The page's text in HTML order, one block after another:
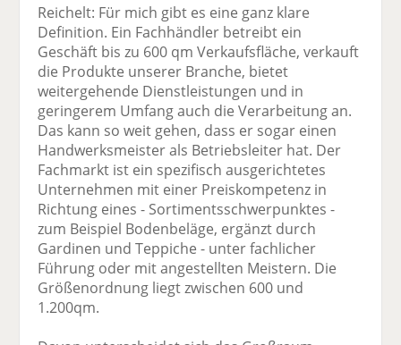
Reichelt: Für mich gibt es eine ganz klare
Definition. Ein Fachhändler betreibt ein
Geschäft bis zu 600 qm Verkaufsfläche, verkauft
die Produkte unserer Branche, bietet
weitergehende Dienstleistungen und in
geringerem Umfang auch die Verarbeitung an.
Das kann so weit gehen, dass er sogar einen
Handwerksmeister als Betriebsleiter hat. Der
Fachmarkt ist ein spezifisch ausgerichtetes
Unternehmen mit einer Preiskompetenz in
Richtung eines - Sortimentsschwerpunktes -
zum Beispiel Bodenbeläge, ergänzt durch
Gardinen und Teppiche - unter fachlicher
Führung oder mit angestellten Meistern. Die
Größenordnung liegt zwischen 600 und
1.200qm.